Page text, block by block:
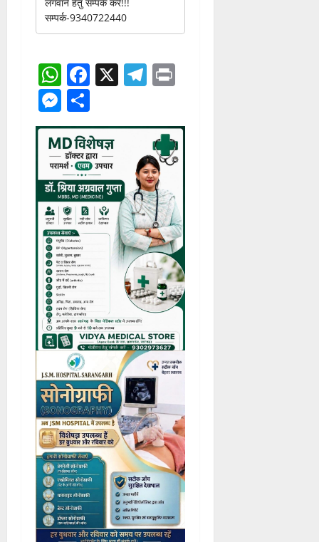
लगवाने हेतु सम्पर्क करें!!!
सम्पर्क-9340722440
WhatsApp
Facebook
X Telegram
Messenger